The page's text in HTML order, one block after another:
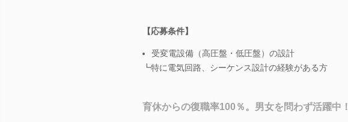
【応募条件】
受変電設備（高圧盤・低圧盤）の設計
┗特に電気回路、シーケンス設計の経験がある方
育休からの復職率100％。男女を問わず活躍中！